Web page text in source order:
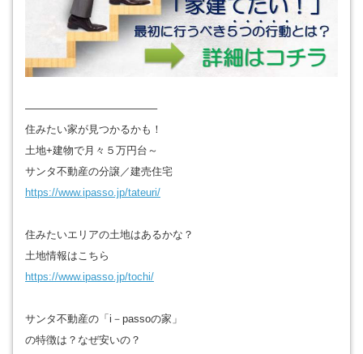
————————————–
住みたい家が見つかるかも！
土地+建物で月々５万円台～
サンタ不動産の分譲／建売住宅
https://www.ipasso.jp/tateuri/
住みたいエリアの土地はあるかな？
土地情報はこちら
https://www.ipasso.jp/tochi/
サンタ不動産の「i－passoの家」
の特徴は？なぜ安いの？